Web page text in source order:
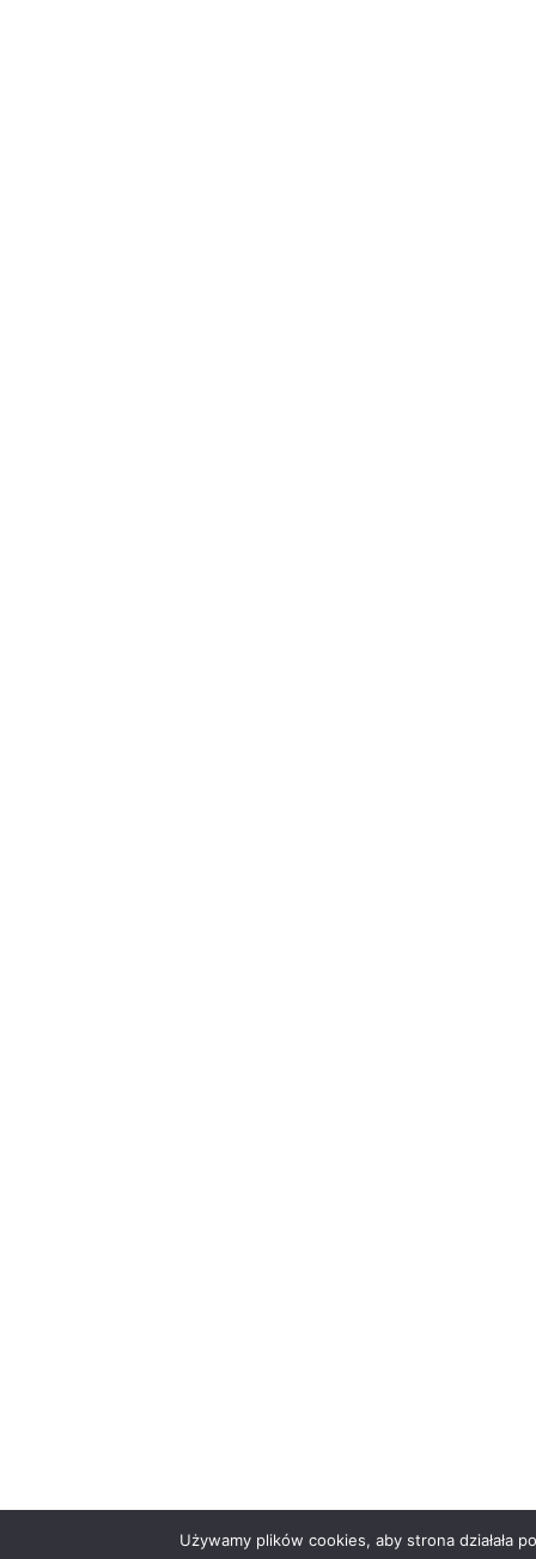
Używamy plików cookies, aby strona działała